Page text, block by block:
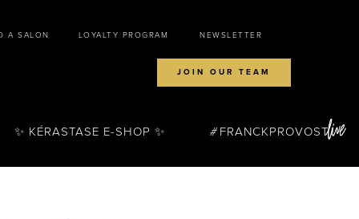
A SALON LOYALTY PROGRAM NEWSLETTER
JOIN OUR TEAM
✨ KÉRASTASE E-SHOP ✨ FRANCKPROVOST